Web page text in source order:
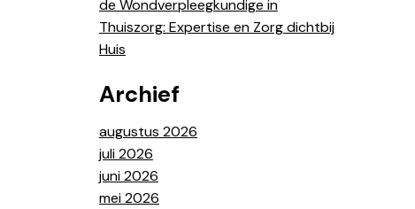
de Wondverpleegkundige in
Thuiszorg: Expertise en Zorg dichtbij
Huis
Archief
augustus 2026
juli 2026
juni 2026
mei 2026